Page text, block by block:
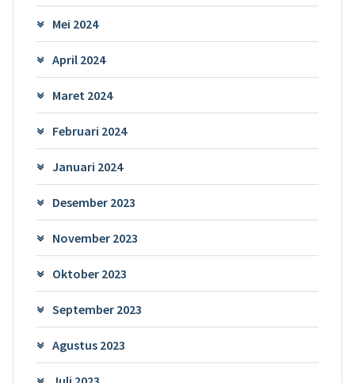
Mei 2024
April 2024
Maret 2024
Februari 2024
Januari 2024
Desember 2023
November 2023
Oktober 2023
September 2023
Agustus 2023